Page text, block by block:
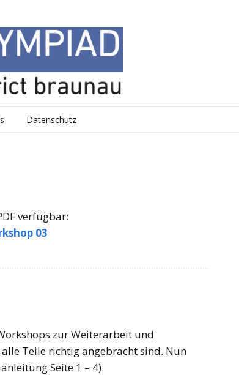
Datenschutz
verfügbar:
03
zur Weiterarbeit und
Teile richtig angebracht sind. Nun
Seite 1 – 4).